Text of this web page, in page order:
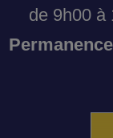
de 9h00 à